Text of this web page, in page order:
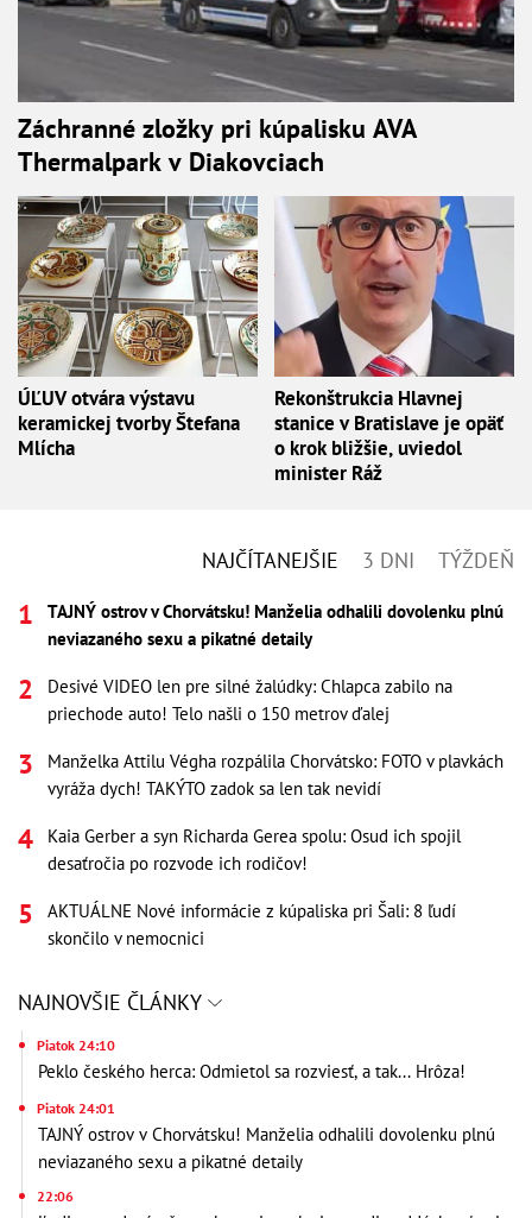
Záchranné zložky pri kúpalisku AVA
Thermalpark v Diakovciach
ÚĽUV otvára výstavu
keramickej tvorby Štefana
Mlícha
Rekonštrukcia Hlavnej
stanice v Bratislave je opäť
o krok bližšie, uviedol
minister Ráž
NAJČÍTANEJŠIE 3 DNI TÝŽDEŇ
TAJNÝ ostrov v Chorvátsku! Manželia odhalili dovolenku plnú
neviazaného sexu a pikatné detaily
Desivé VIDEO len pre silné žalúdky: Chlapca zabilo na
priechode auto! Telo našli o 150 metrov ďalej
Manželka Attilu Végha rozpálila Chorvátsko: FOTO v plavkách
vyráža dych! TAKÝTO zadok sa len tak nevidí
Kaia Gerber a syn Richarda Gerea spolu: Osud ich spojil
desaťročia po rozvode ich rodičov!
AKTUÁLNE Nové informácie z kúpaliska pri Šali: 8 ľudí
skončilo v nemocnici
NAJNOVŠIE ČLÁNKY
Piatok 24:10
Peklo českého herca: Odmietol sa rozviesť, a tak... Hrôza!
Piatok 24:01
TAJNÝ ostrov v Chorvátsku! Manželia odhalili dovolenku plnú
neviazaného sexu a pikatné detaily
22:06